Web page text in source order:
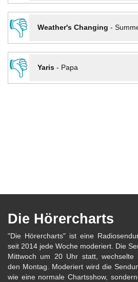
👎
Weather's Changing -
👎
Yaris- Papa
Die Hörercharts
"Die Hörercharts" ist eine
seit 2014 jede Woche moderiert. Die
Mittwoch um 20 Uhr statt, wechselte
den Montag. Moderiert wird die
wie eine normale Chartsshow,